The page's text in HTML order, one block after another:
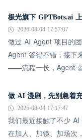
2026-08-04 17:57:07
做过 AI Agent 项目的
Agent 答得不错；接下
——流程一长，Agent 就
做 AI 漫剧，先别急着
2026-08-04 17:17:47
我们最近接触了不少
在加人、加镜、加场次